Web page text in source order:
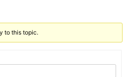
to this topic.